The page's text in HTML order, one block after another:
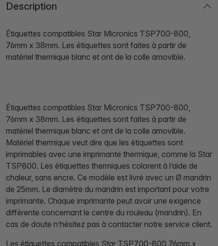
Description
Étiquettes compatibles Star Micronics TSP700-800,
76mm x 38mm. Les étiquettes sont faites à partir de
matériel thermique blanc et ont de la colle amovible.
Étiquettes compatibles Star Micronics TSP700-800,
76mm x 38mm. Les étiquettes sont faites à partir de
matériel thermique blanc et ont de la colle amovible.
Matériel thermique veut dire que les étiquettes sont
imprimables avec une imprimante thermique, comme la Star
TSP800. Les étiquettes thermiques colorent à l’aide de
chaleur, sans encre. Ce modèle est livré avec un Ø mandrin
de 25mm. Le diamètre du mandrin est important pour votre
imprimante. Chaque imprimante peut avoir une exigence
différente concernant le centre du rouleau (mandrin). En
cas de doute n’hésitez pas à contacter notre service client.
Les étiquettes compatibles Star TSP700-800 76mm x